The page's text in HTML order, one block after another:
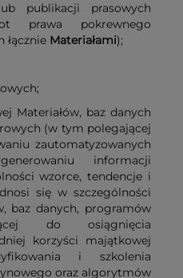
publikacji prasowych
prawa pokrewnego
łącznie Materiałami);
Materiałów, baz danych
(w tym polegającej
zautomatyzowanych
informacji
wzorce, tendencje i
się w szczególności
baz danych, programów
do osiągnięcia
korzyści majątkowej
i szkolenia
oraz algorytmów